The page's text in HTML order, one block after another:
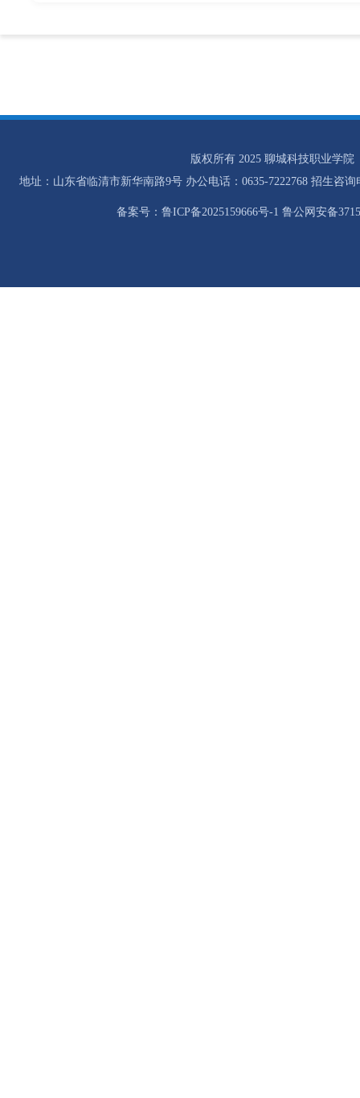
版权所有 2025 聊城科技职业学院
地址：山东省临清市新华南路9号 办公电话：0635-7222768 招生咨询
备案号：鲁ICP备2025159666号-1 鲁公网安备